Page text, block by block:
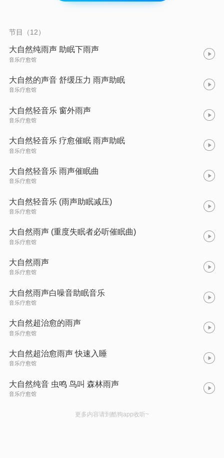
节目（12）
大自然纯雨声 助眠下雨声
音乐疗愈馆
大自然的声音 舒缓压力 雨声助眠
音乐疗愈馆
大自然轻音乐 窗外雨声
音乐疗愈馆
大自然轻音乐 疗愈催眠 雨声助眠
音乐疗愈馆
大自然轻音乐 雨声催眠曲
音乐疗愈馆
大自然轻音乐 (雨声助眠减压)
音乐疗愈馆
大自然雨声 (重度失眠者必听催眠曲)
音乐疗愈馆
大自然雨声
音乐疗愈馆
大自然雨声白噪音助眠音乐
音乐疗愈馆
大自然超治愈的雨声
音乐疗愈馆
大自然超治愈雨声 快速入睡
音乐疗愈馆
大自然纯音 虫鸣 鸟叫 森林雨声
音乐疗愈馆
更多内容请到酷狗app收听~